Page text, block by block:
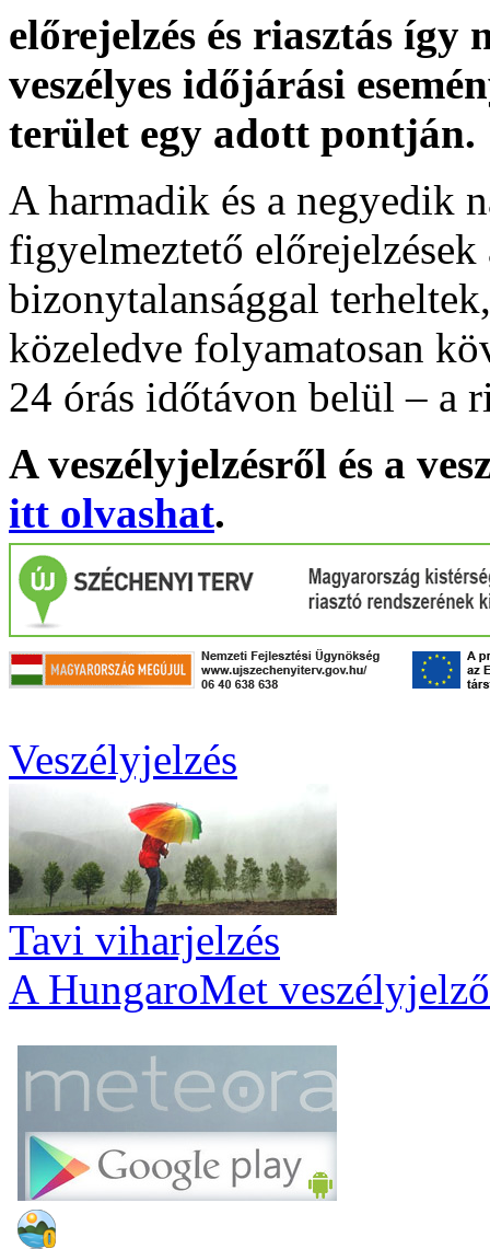
előrejelzés és riasztás
veszélyes időjárási
terület egy adott pontján.
A harmadik és a negyedik
figyelmeztető
bizonytalansággal
közeledve folyamatosan
24 órás időtávon belül – a
A veszélyjelzésről és a
itt olvashat.
Veszélyjelzés
Tavi viharjelzés
A HungaroMet